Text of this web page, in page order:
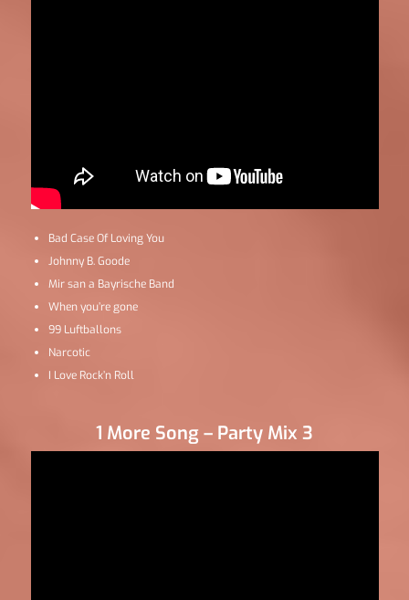
Bad Case Of Loving You
Johnny B. Goode
Mir san a Bayrische Band
When you’re gone
99 Luftballons
Narcotic
I Love Rock’n Roll
1 More Song – Party Mix 3